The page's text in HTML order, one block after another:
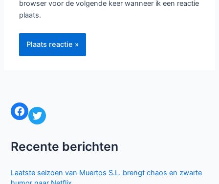
E-
mail*
Mijn naam, e-mail en site bewaren in deze
browser voor de volgende keer wanneer ik een reactie